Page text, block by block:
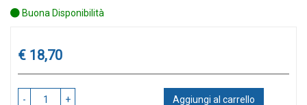
Buona Disponibilità
Prezzo
€ 18,70
- + Aggiungi al carrello